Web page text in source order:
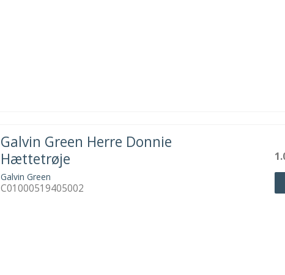
Galvin Green Herre Donnie
Hættetrøje
Galvin Green
C01000519405002